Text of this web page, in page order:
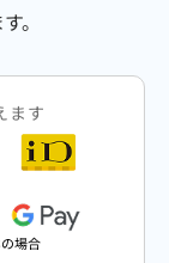
。
ます
場合